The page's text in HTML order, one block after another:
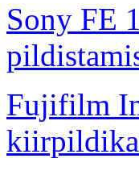
Sony FE
Fujifilm